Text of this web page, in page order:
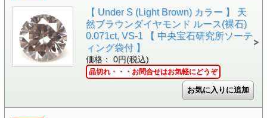
【 Under S (Light Brown) カラー 】 天
然ブラウンダイヤモンド ルース(裸石)
0.071ct, VS-1 【 中央宝石研究所ソーテ
ィング袋付 】
価格： 0円(税込)
品切れ・・・お問合せはお気軽にどうぞ